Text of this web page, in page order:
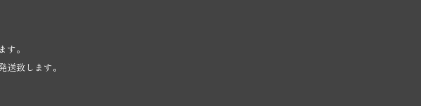
。
致します。